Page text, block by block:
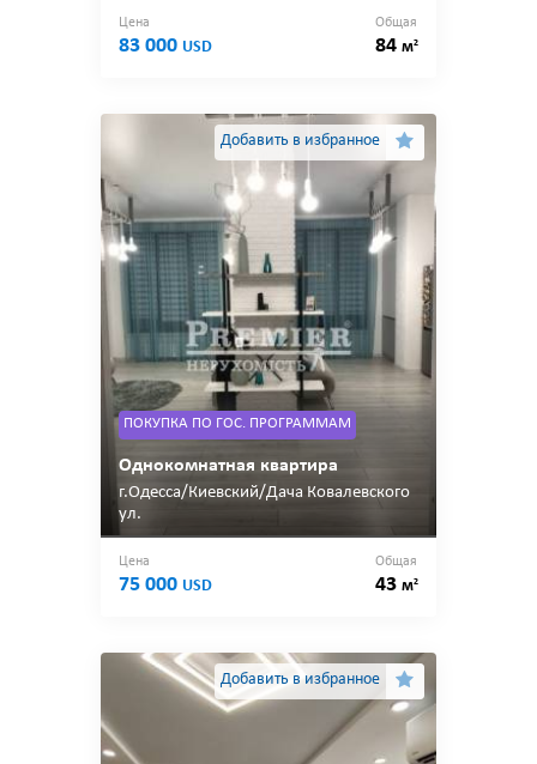
Цена
83 000 USD
Общая
84 м2
Добавить в избранное
ПОКУПКА ПО ГОС. ПРОГРАММАМ
Однокомнатная квартира
г.Одесса/Киевский/Дача Ковалевского
ул.
Цена
75 000 USD
Общая
43 м2
Добавить в избранное